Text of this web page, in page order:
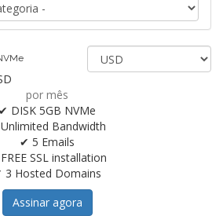
por mês
✔ DISK 5GB NVMe
Bandwidth
✔ 5 Emails
SSL installation
3 Hosted Domains
Assinar agora